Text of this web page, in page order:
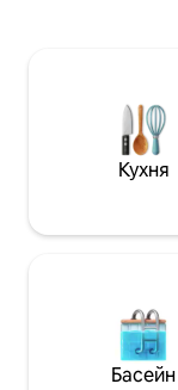
Відкрийте для
міста, кафе та
легко дістатися.
Риги, не
Кухня
Басейн